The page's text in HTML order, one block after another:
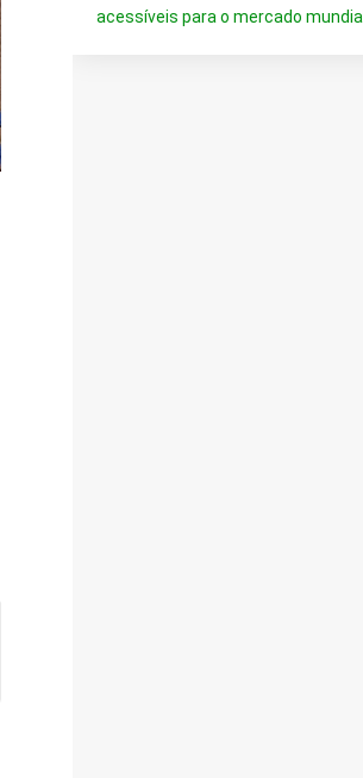
acessíveis para o mercado mundial